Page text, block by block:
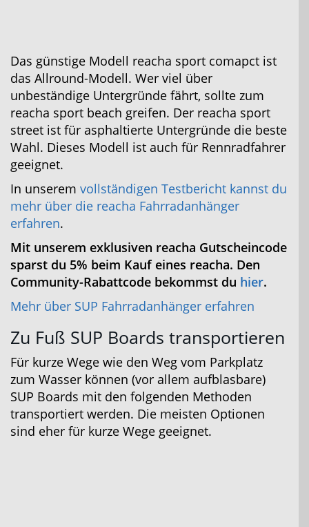
Das günstige Modell reacha sport comapct ist
das Allround-Modell. Wer viel über
unbeständige Untergründe fährt, sollte zum
reacha sport beach greifen. Der reacha sport
street ist für asphaltierte Untergründe die beste
Wahl. Dieses Modell ist auch für Rennradfahrer
geeignet.
In unserem vollständigen Testbericht kannst du
mehr über die reacha Fahrradanhänger
erfahren.
Mit unserem exklusiven reacha Gutscheincode
sparst du 5% beim Kauf eines reacha. Den
Community-Rabattcode bekommst du hier.
Mehr über SUP Fahrradanhänger erfahren
Zu Fuß SUP Boards transportieren
Für kurze Wege wie den Weg vom Parkplatz
zum Wasser können (vor allem aufblasbare)
SUP Boards mit den folgenden Methoden
transportiert werden. Die meisten Optionen
sind eher für kurze Wege geeignet.